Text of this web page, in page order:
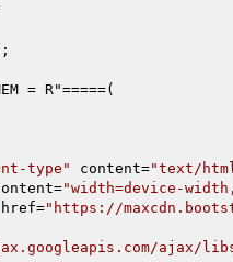
type" content="text/
="width=device-
href="https://
ajax/